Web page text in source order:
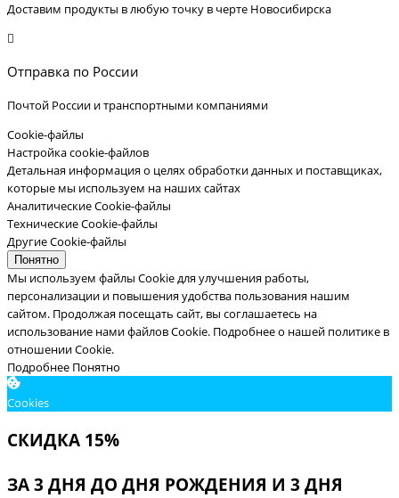
Доставим продукты в любую точку в черте Новосибирска
Отправка по России
Почтой России и транспортными компаниями
Cookie-файлы
Настройка cookie-файлов
Детальная информация о целях обработки данных и поставщиках,
которые мы используем на наших сайтах
Аналитические Cookie-файлы
Технические Cookie-файлы
Другие Cookie-файлы
Понятно
Мы используем файлы Cookie для улучшения работы,
персонализации и повышения удобства пользования нашим
сайтом. Продолжая посещать сайт, вы соглашаетесь на
использование нами файлов Cookie. Подробнее о нашей политике в
отношении Cookie.
Подробнее Понятно
Cookies
СКИДКА 15%
ЗА 3 ДНЯ ДО ДНЯ РОЖДЕНИЯ И 3 ДНЯ